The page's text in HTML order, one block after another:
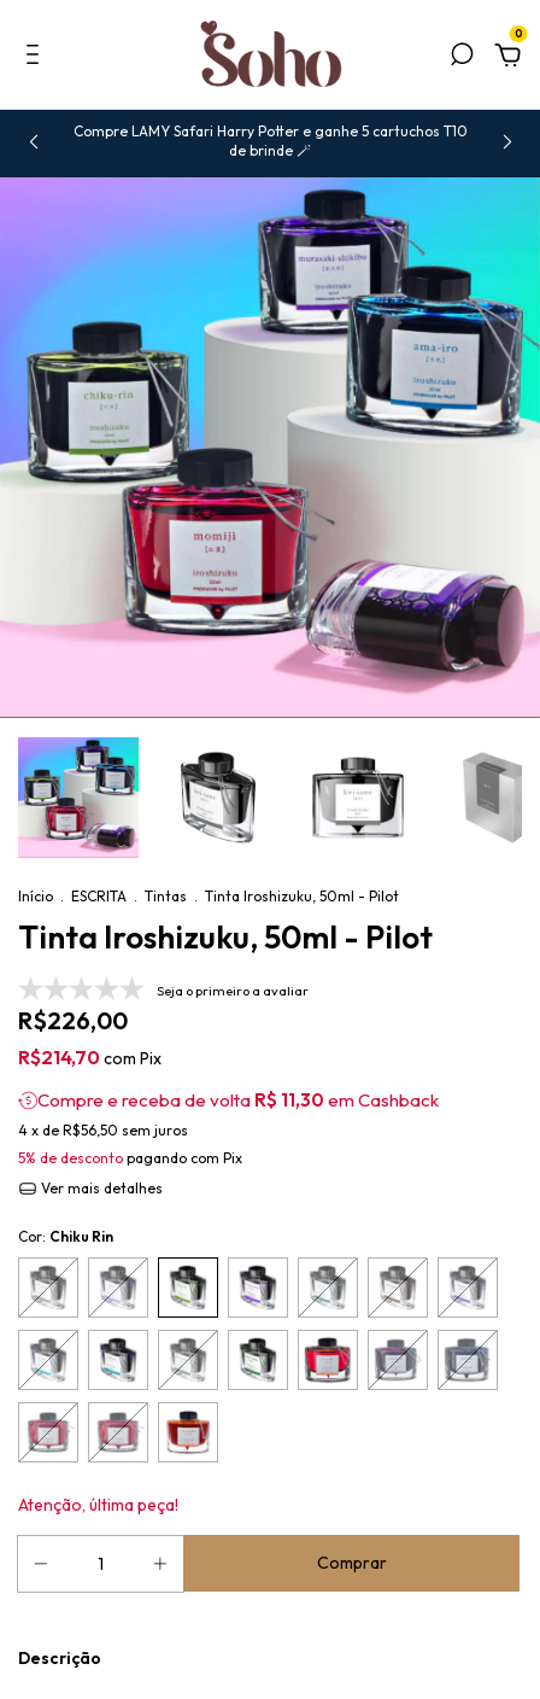
0
Compre LAMY Safari Harry Potter e ganhe 5 cartuchos T10
de brinde 🪄
Início . ESCRITA . Tintas . Tinta Iroshizuku, 50ml - Pilot
Tinta Iroshizuku, 50ml - Pilot
Seja o primeiro a avaliar
R$226,00
R$214,70com Pix
Compre e receba de volta R$ 11,30 em Cashback
4 x de R$56,50 sem juros
5% de desconto pagando com Pix
Ver mais detalhes
Cor: Chiku Rin
Atenção, última peça!
Descrição